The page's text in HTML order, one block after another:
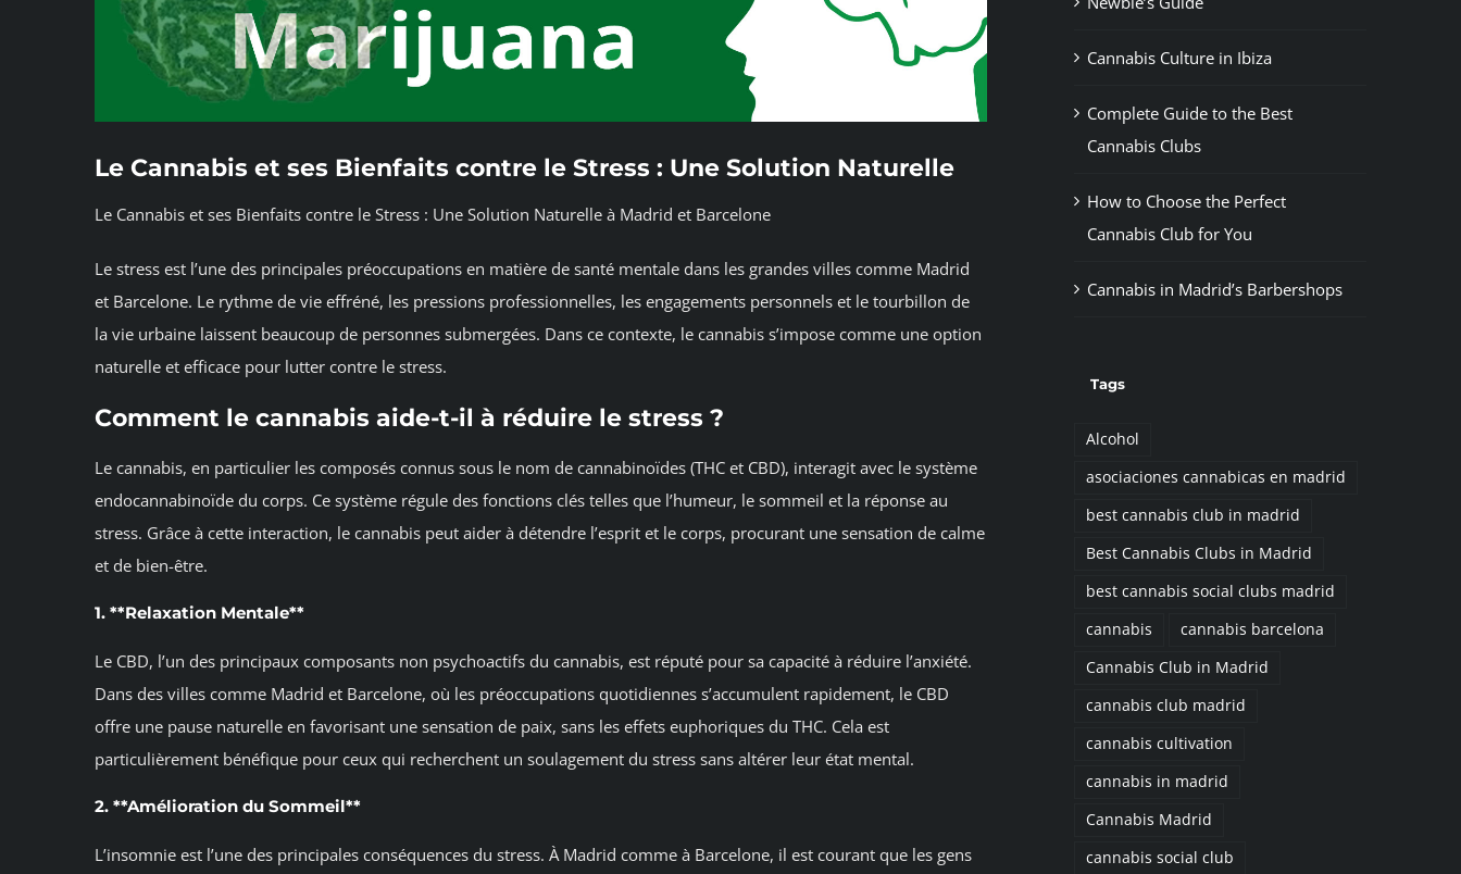
Le Cannabis et ses Bienfaits contre le Stress : Une Solution Naturelle
Le Cannabis et ses Bienfaits contre le Stress : Une Solution Naturelle à Madrid et Barcelone
Le stress est l’une des principales préoccupations en matière de santé mentale dans les grandes villes comme Madrid
et Barcelone. Le rythme de vie effréné, les pressions professionnelles, les engagements personnels et le tourbillon de
la vie urbaine laissent beaucoup de personnes submergées. Dans ce contexte, le cannabis s’impose comme une option
naturelle et efficace pour lutter contre le stress.
Comment le cannabis aide-t-il à réduire le stress ?
Le cannabis, en particulier les composés connus sous le nom de cannabinoïdes (THC et CBD), interagit avec le système
endocannabinoïde du corps. Ce système régule des fonctions clés telles que l’humeur, le sommeil et la réponse au
stress. Grâce à cette interaction, le cannabis peut aider à détendre l’esprit et le corps, procurant une sensation de calme
et de bien-être.
1. **Relaxation Mentale**
Le CBD, l’un des principaux composants non psychoactifs du cannabis, est réputé pour sa capacité à réduire l’anxiété.
Dans des villes comme Madrid et Barcelone, où les préoccupations quotidiennes s’accumulent rapidement, le CBD
offre une pause naturelle en favorisant une sensation de paix, sans les effets euphoriques du THC. Cela est
particulièrement bénéfique pour ceux qui recherchent un soulagement du stress sans altérer leur état mental.
2. **Amélioration du Sommeil**
L’insomnie est l’une des principales conséquences du stress. À Madrid comme à Barcelone, il est courant que les gens
Cannabis Culture in Ibiza
Complete Guide to the Best
Cannabis Clubs
How to Choose the Perfect
Cannabis Club for You
Cannabis in Madrid’s Barbershops
Tags
Alcohol
asociaciones cannabicas en madrid
best cannabis club in madrid
Best Cannabis Clubs in Madrid
best cannabis social clubs madrid
cannabis
cannabis barcelona
Cannabis Club in Madrid
cannabis club madrid
cannabis cultivation
cannabis in madrid
Cannabis Madrid
cannabis social club